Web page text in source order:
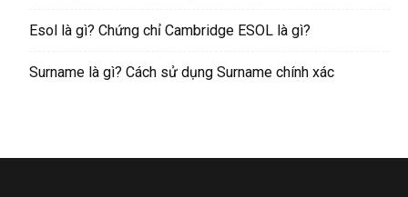
Esol là gì? Chứng chỉ Cambridge ESOL là gì?
Surname là gì? Cách sử dụng Surname chính xác